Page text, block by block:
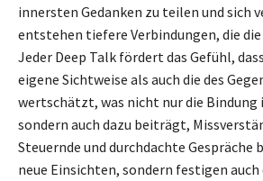
innersten Gedanken zu teilen und sich
entstehen tiefere Verbindungen, die
Jeder Deep Talk fördert das Gefühl,
eigene Sichtweise als auch die des
wertschätzt, was nicht nur die
sondern auch dazu beiträgt,
Steuernde und durchdachte Gespräche
neue Einsichten, sondern festigen